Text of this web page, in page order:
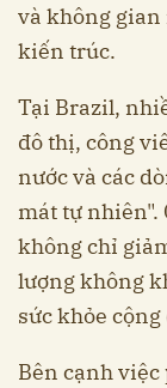
và không
kiến trúc.
Tại Brazil,
đô thị, công
nước và các
mát tự nhiên".
không chỉ
lượng không
sức khỏe cộng
Bên cạnh